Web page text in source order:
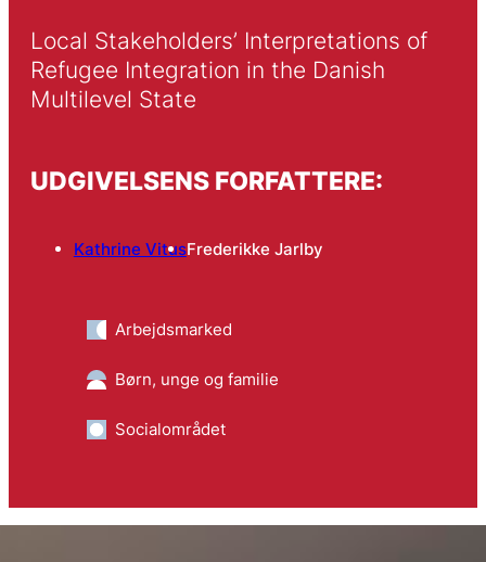
Local Stakeholders’ Interpretations of
Refugee Integration in the Danish
Multilevel State
UDGIVELSENS FORFATTERE:
Kathrine VitusFrederikke Jarlby
Arbejdsmarked
Børn, unge og familie
Socialområdet